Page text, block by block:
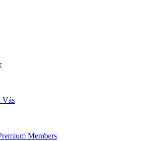
Vás
Members